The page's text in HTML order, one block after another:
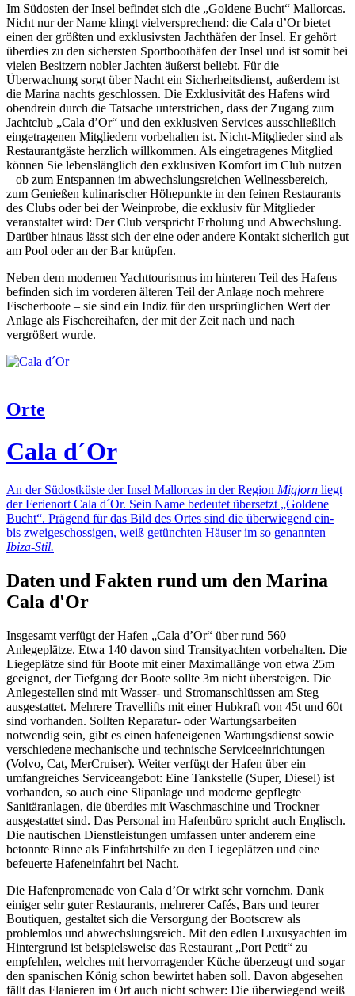
Im Südosten der Insel befindet sich die „Goldene Bucht“ Mallorcas.
Nicht nur der Name klingt vielversprechend: die Cala d’Or bietet
einen der größten und exklusivsten Jachthäfen der Insel. Er gehört
überdies zu den sichersten Sportboothäfen der Insel und ist somit bei
vielen Besitzern nobler Jachten äußerst beliebt. Für die
Überwachung sorgt über Nacht ein Sicherheitsdienst, außerdem ist
die Marina nachts geschlossen. Die Exklusivität des Hafens wird
obendrein durch die Tatsache unterstrichen, dass der Zugang zum
Jachtclub „Cala d’Or“ und den exklusiven Services ausschließlich
eingetragenen Mitgliedern vorbehalten ist. Nicht-Mitglieder sind als
Restaurantgäste herzlich willkommen. Als eingetragenes Mitglied
können Sie lebenslänglich den exklusiven Komfort im Club nutzen
– ob zum Entspannen im abwechslungsreichen Wellnessbereich,
zum Genießen kulinarischer Höhepunkte in den feinen Restaurants
des Clubs oder bei der Weinprobe, die exklusiv für Mitglieder
veranstaltet wird: Der Club verspricht Erholung und Abwechslung.
Darüber hinaus lässt sich der eine oder andere Kontakt sicherlich gut
am Pool oder an der Bar knüpfen.
Neben dem modernen Yachttourismus im hinteren Teil des Hafens
befinden sich im vorderen älteren Teil der Anlage noch mehrere
Fischerboote – sie sind ein Indiz für den ursprünglichen Wert der
Anlage als Fischereihafen, der mit der Zeit nach und nach
vergrößert wurde.
Orte
Cala d´Or
An der Südostküste der Insel Mallorcas in der Region Migjorn liegt
der Ferienort Cala d´Or. Sein Name bedeutet übersetzt „Goldene
Bucht“. Prägend für das Bild des Ortes sind die überwiegend ein-
bis zweigeschossigen, weiß getünchten Häuser im so genannten
Ibiza-Stil.
Daten und Fakten rund um den Marina
Cala d'Or
Insgesamt verfügt der Hafen „Cala d’Or“ über rund 560
Anlegeplätze. Etwa 140 davon sind Transityachten vorbehalten. Die
Liegeplätze sind für Boote mit einer Maximallänge von etwa 25m
geeignet, der Tiefgang der Boote sollte 3m nicht übersteigen. Die
Anlegestellen sind mit Wasser- und Stromanschlüssen am Steg
ausgestattet. Mehrere Travellifts mit einer Hubkraft von 45t und 60t
sind vorhanden. Sollten Reparatur- oder Wartungsarbeiten
notwendig sein, gibt es einen hafeneigenen Wartungsdienst sowie
verschiedene mechanische und technische Serviceeinrichtungen
(Volvo, Cat, MerCruiser). Weiter verfügt der Hafen über ein
umfangreiches Serviceangebot: Eine Tankstelle (Super, Diesel) ist
vorhanden, so auch eine Slipanlage und moderne gepflegte
Sanitäranlagen, die überdies mit Waschmaschine und Trockner
ausgestattet sind. Das Personal im Hafenbüro spricht auch Englisch.
Die nautischen Dienstleistungen umfassen unter anderem eine
betonnte Rinne als Einfahrtshilfe zu den Liegeplätzen und eine
befeuerte Hafeneinfahrt bei Nacht.
Die Hafenpromenade von Cala d’Or wirkt sehr vornehm. Dank
einiger sehr guter Restaurants, mehrerer Cafés, Bars und teurer
Boutiquen, gestaltet sich die Versorgung der Bootscrew als
problemlos und abwechslungsreich. Mit den edlen Luxusyachten im
Hintergrund ist beispielsweise das Restaurant „Port Petit“ zu
empfehlen, welches mit hervorragender Küche überzeugt und sogar
den spanischen König schon bewirtet haben soll. Davon abgesehen
fällt das Flanieren im Ort auch nicht schwer: Die überwiegend weiß